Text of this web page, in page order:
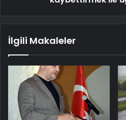
İlgili Makaleler